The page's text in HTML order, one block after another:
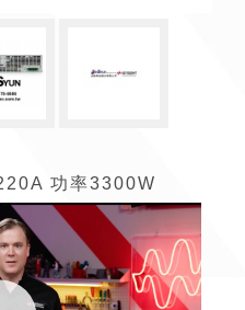
功率3300W